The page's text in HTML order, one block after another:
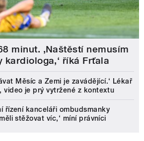
minut. ,Naštěstí nemusím
kardiologa,‘ říká Frťala
Měsíc a Zemi je zavádějící.‘ Lékař
video je prý vytržené z kontextu
řízení kanceláři ombudsmanky
stěžovat víc,‘ míní právníci